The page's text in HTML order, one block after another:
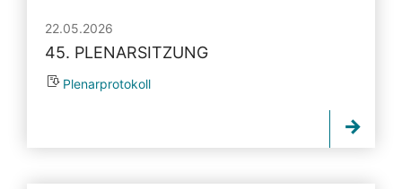
22.05.2026
45. PLENARSITZUNG
Plenarprotokoll